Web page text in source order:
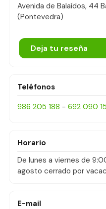
Avenida de Balaídos, 44
(Pontevedra)
Deja tu reseña
Teléfonos
986 205 188 - 692 090
Horario
De lunes a viernes de
agosto cerrado por
E-mail